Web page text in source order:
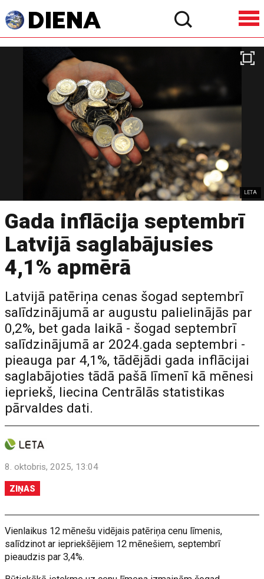
LETA
Gada inflācija septembrī
Latvijā saglabājusies
4,1% apmērā
Latvijā patēriņa cenas šogad septembrī
salīdzinājumā ar augustu palielinājās par
0,2%, bet gada laikā - šogad septembrī
salīdzinājumā ar 2024.gada septembri -
pieauga par 4,1%, tādējādi gada inflācijai
saglabājoties tādā pašā līmenī kā mēnesi
iepriekš, liecina Centrālās statistikas
pārvaldes dati.
8. oktobris, 2025, 13:04
ZIŅAS
Vienlaikus 12 mēnešu vidējais patēriņa cenu līmenis,
salīdzinot ar iepriekšējiem 12 mēnešiem, septembrī
pieaudzis par 3,4%.